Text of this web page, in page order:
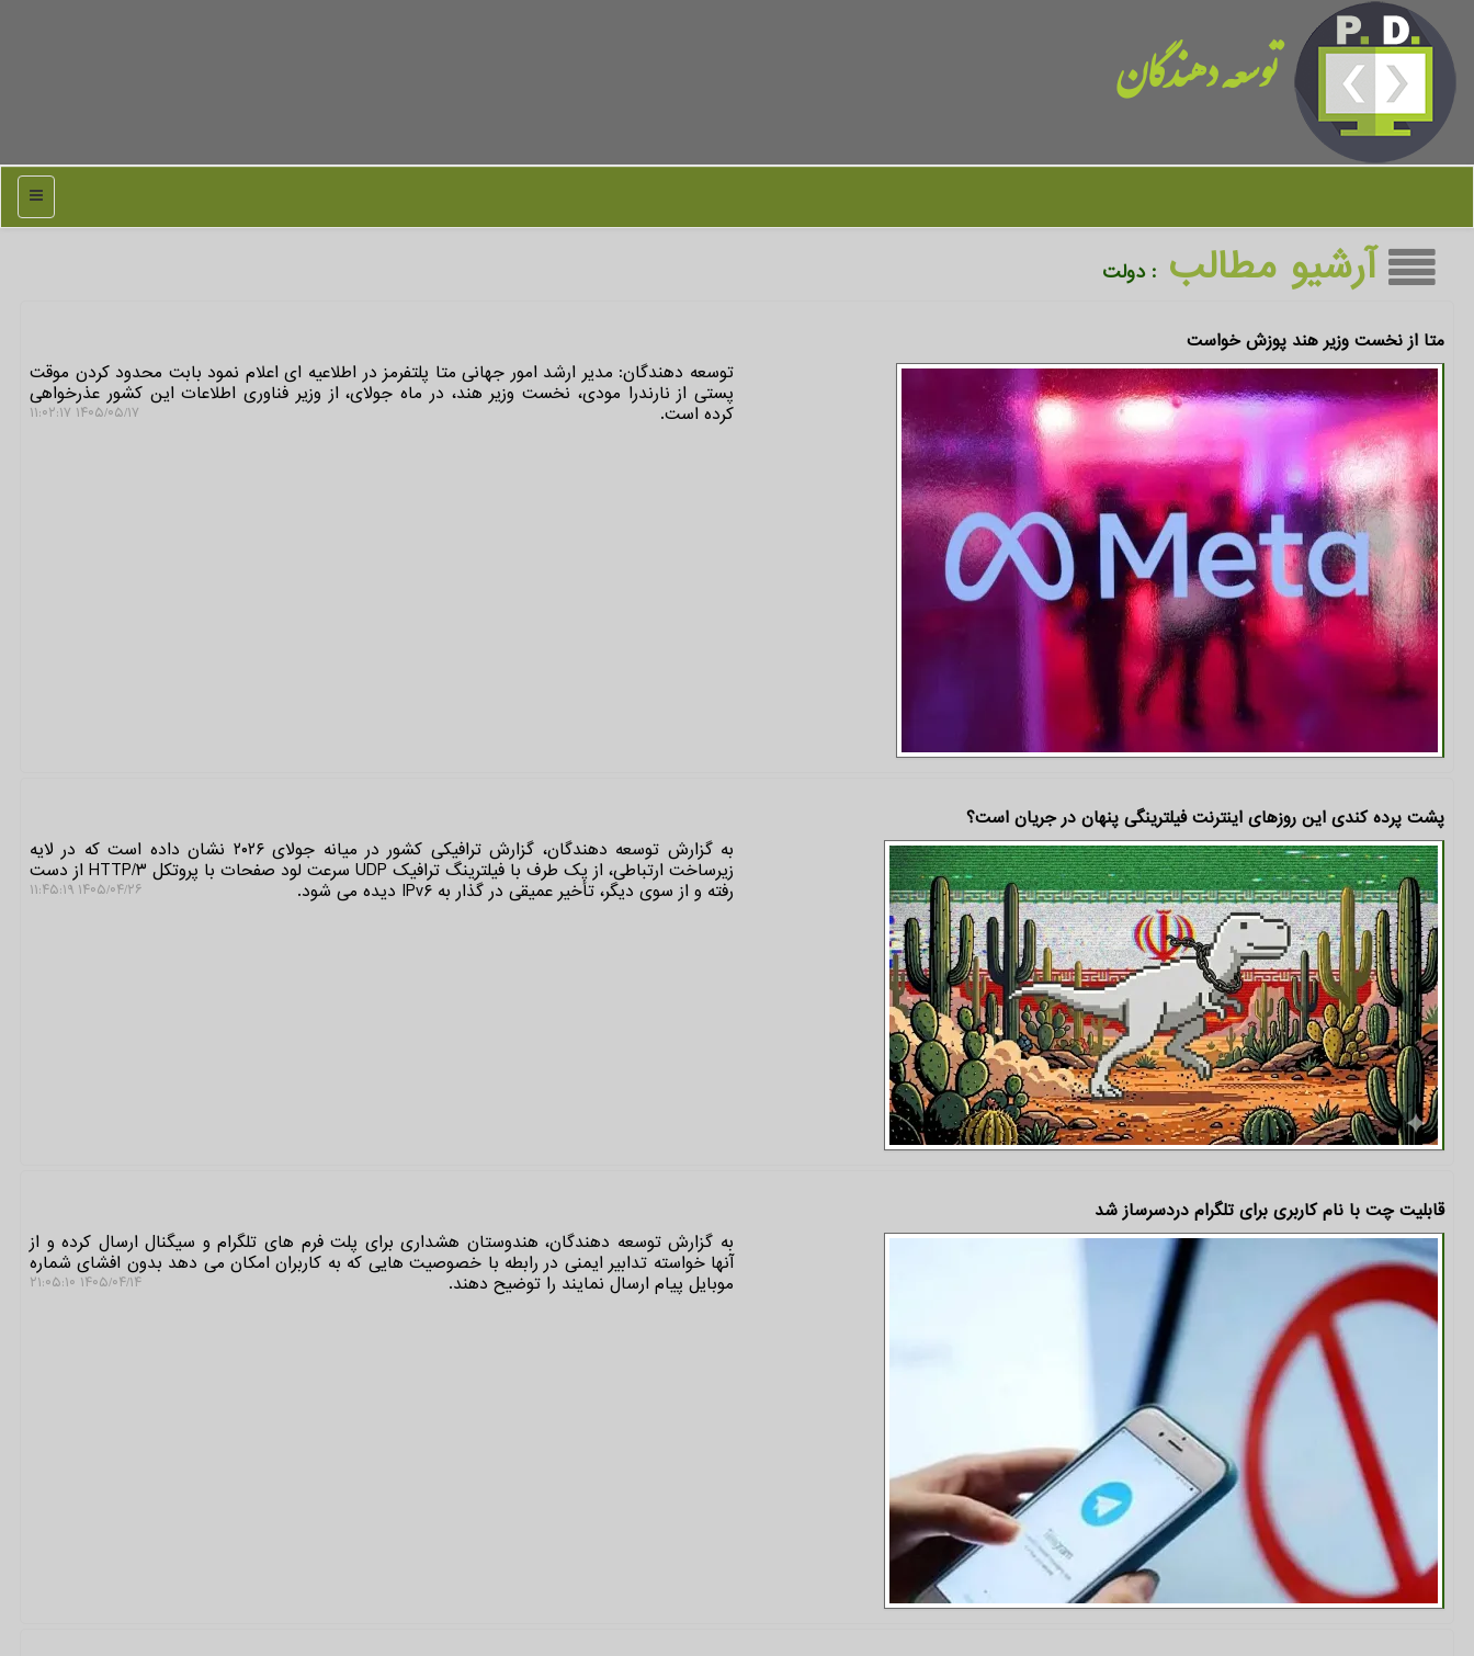
توسعه دهندگان
منو
آرشیو مطالب : دولت
متا از نخست وزیر هند پوزش خواست
توسعه دهندگان: مدیر ارشد امور جهانی متا پلتفرمز در اطلاعیه ای اعلام نمود بابت محدود کردن موقت
پستی از نارندرا مودی، نخست وزیر هند، در ماه جولای، از وزیر فناوری اطلاعات این کشور عذرخواهی
کرده است. ۱۴۰۵/۰۵/۱۷ ۱۱:۰۲:۱۷
پشت پرده کندی این روزهای اینترنت فیلترینگی پنهان در جریان است؟
به گزارش توسعه دهندگان، گزارش ترافیکی کشور در میانه جولای ۲۰۲۶ نشان داده است که در لایه
زیرساخت ارتباطی، از یک طرف با فیلترینگ ترافیک UDP سرعت لود صفحات با پروتکل HTTP/۳ از دست
رفته و از سوی دیگر، تأخیر عمیقی در گذار به IPv۶ دیده می شود. ۱۴۰۵/۰۴/۲۶ ۱۱:۴۵:۱۹
قابلیت چت با نام کاربری برای تلگرام دردسرساز شد
به گزارش توسعه دهندگان، هندوستان هشداری برای پلت فرم های تلگرام و سیگنال ارسال کرده و از
آنها خواسته تدابیر ایمنی در رابطه با خصوصیت هایی که به کاربران امکان می دهد بدون افشای شماره
موبایل پیام ارسال نمایند را توضیح دهند. ۱۴۰۵/۰۴/۱۴ ۲۱:۰۵:۱۰